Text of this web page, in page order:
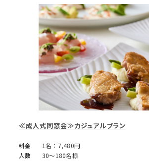
≪成人式同窓会≫カジュアルプラン
料金
1名：7,480円
人数
30～180名様